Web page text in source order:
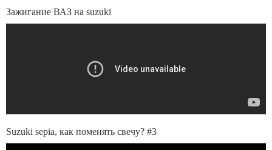
Зажигание ВАЗ на suzuki
Suzuki sepia, как поменять свечу? #3